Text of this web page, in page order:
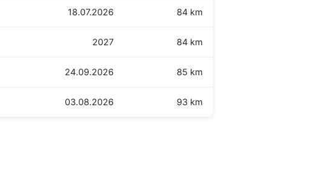
18.07.2026 84 km
2027 84 km
24.09.2026 85 km
03.08.2026 93 km